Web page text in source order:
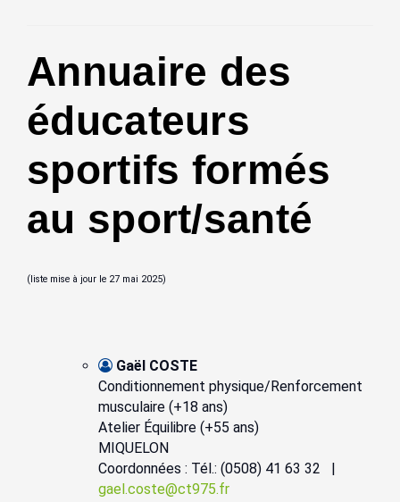
Annuaire des
éducateurs
sportifs formés
au sport/santé
(liste mise à jour le 27 mai 2025)
Gaël COSTE
Conditionnement physique/Renforcement
musculaire (+18 ans)
Atelier Équilibre (+55 ans)
MIQUELON
Coordonnées : Tél.: (0508) 41 63 32 |
gael.coste@ct975.fr